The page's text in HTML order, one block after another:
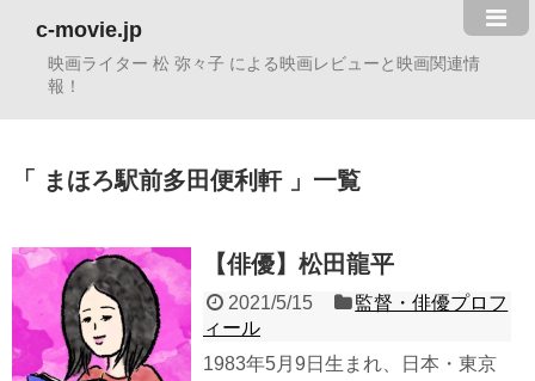
c-movie.jp
映画ライター 松 弥々子 による映画レビューと映画関連情
報！
まほろ駅前多田便利軒 一覧
【俳優】松田龍平
2021/5/15
監督・俳優プロフ
ィール
1983年5月9日生まれ、日本・東京